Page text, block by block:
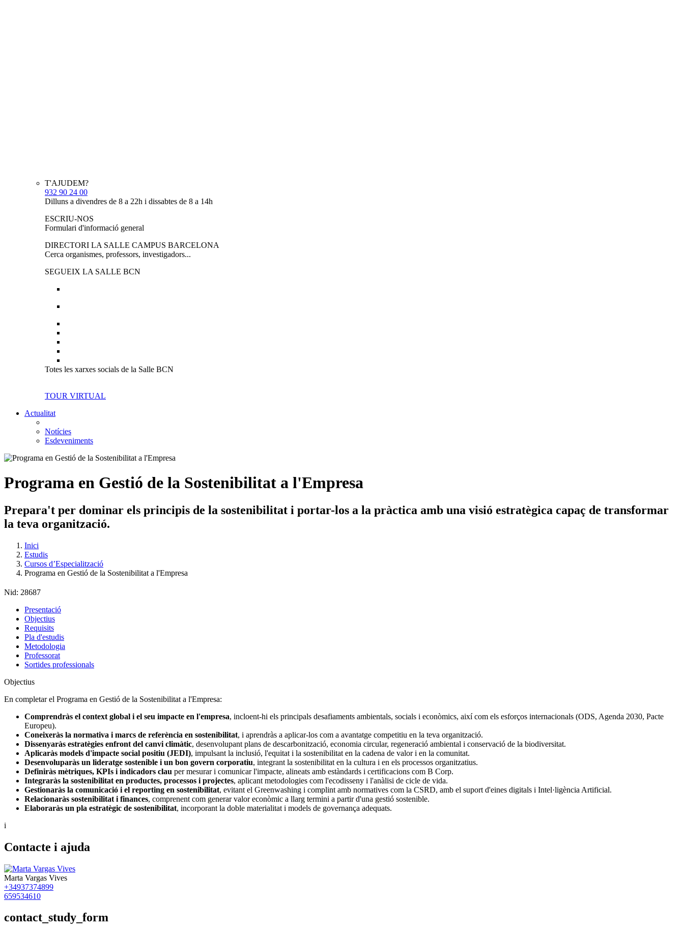
T'AJUDEM?
932 90 24 00
Dilluns a divendres de 8 a 22h i dissabtes de 8 a 14h
ESCRIU-NOS
Formulari d'informació general
DIRECTORI LA SALLE CAMPUS BARCELONA
Cerca organismes, professors, investigadors...
SEGUEIX LA SALLE BCN
Totes les xarxes socials de la Salle BCN
TOUR VIRTUAL
Actualitat
Notícies
Esdeveniments
Programa en Gestió de la Sostenibilitat a l'Empresa
Prepara't per dominar els principis de la sostenibilitat i portar-los a la pràctica amb una visió estratègica capaç de transformar
la teva organització.
Inici
Estudis
Cursos d’Especialització
Programa en Gestió de la Sostenibilitat a l'Empresa
Nid: 28687
Presentació
Objectius
Requisits
Pla d'estudis
Metodologia
Professorat
Sortides professionals
Objectius
En completar el Programa en Gestió de la Sostenibilitat a l'Empresa:
Comprendràs el context global i el seu impacte en l'empresa, incloent-hi els principals desafiaments ambientals, socials i econòmics, així com els esforços internacionals (ODS, Agenda 2030, Pacte
Europeu).
Coneixeràs la normativa i marcs de referència en sostenibilitat, i aprendràs a aplicar-los com a avantatge competitiu en la teva organització.
Dissenyaràs estratègies enfront del canvi climàtic, desenvolupant plans de descarbonització, economia circular, regeneració ambiental i conservació de la biodiversitat.
Aplicaràs models d'impacte social positiu (JEDI), impulsant la inclusió, l'equitat i la sostenibilitat en la cadena de valor i en la comunitat.
Desenvoluparàs un lideratge sostenible i un bon govern corporatiu, integrant la sostenibilitat en la cultura i en els processos organitzatius.
Definiràs mètriques, KPIs i indicadors clau per mesurar i comunicar l'impacte, alineats amb estàndards i certificacions com B Corp.
Integraràs la sostenibilitat en productes, processos i projectes, aplicant metodologies com l'ecodisseny i l'anàlisi de cicle de vida.
Gestionaràs la comunicació i el reporting en sostenibilitat, evitant el Greenwashing i complint amb normatives com la CSRD, amb el suport d'eines digitals i Intel·ligència Artificial.
Relacionaràs sostenibilitat i finances, comprenent com generar valor econòmic a llarg termini a partir d'una gestió sostenible.
Elaboraràs un pla estratègic de sostenibilitat, incorporant la doble materialitat i models de governança adequats.
i
Contacte i ajuda
Marta Vargas Vives
+34937374899
659534610
contact_study_form